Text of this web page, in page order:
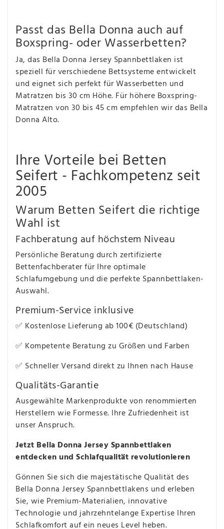
Passt das Bella Donna auch auf
Boxspring- oder Wasserbetten?
Ja, das Bella Donna Jersey Spannbettlaken ist
speziell für verschiedene Bettsysteme entwickelt
und eignet sich perfekt für Wasserbetten und
Matratzen bis 30 cm Höhe. Für höhere Boxspring-
Matratzen von 30 bis 45 cm empfehlen wir das Bella
Donna Alto.
Ihre Vorteile bei Betten
Seifert - Fachkompetenz seit
2005
Warum Betten Seifert die richtige
Wahl ist
Fachberatung auf höchstem Niveau
Persönliche Beratung durch zertifizierte
Bettenfachberater für Ihre optimale
Schlafumgebung und die perfekte Spannbettlaken-
Auswahl.
Premium-Service inklusive
✅ Kostenlose Lieferung ab 100€ (Deutschland)
✅ Kompetente Beratung zu Größen und Farben
✅ Schneller Versand direkt zu Ihnen nach Hause
Qualitäts-Garantie
Ausgewählte Markenprodukte von renommierten
Herstellern wie Formesse. Ihre Zufriedenheit ist
unser Anspruch.
Jetzt Bella Donna Jersey Spannbettlaken
entdecken und Schlafqualität revolutionieren
Gönnen Sie sich die majestätische Qualität des
Bella Donna Jersey Spannbettlakens und erleben
Sie, wie Premium-Materialien, innovative
Technologie und jahrzehntelange Expertise Ihren
Schlafkomfort auf ein neues Level heben.